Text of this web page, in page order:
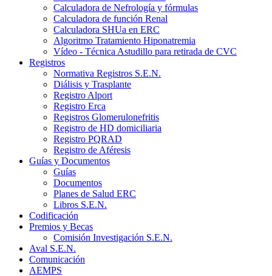
Calculadora de Nefrología y fórmulas
Calculadora de función Renal
Calculadora SHUa en ERC
Algoritmo Tratamiento Hiponatremia
Vídeo - Técnica Astudillo para retirada de CVC
Registros
Normativa Registros S.E.N.
Diálisis y Trasplante
Registro Alport
Registro Erca
Registros Glomerulonefritis
Registro de HD domiciliaria
Registro PQRAD
Registro de Aféresis
Guías y Documentos
Guías
Documentos
Planes de Salud ERC
Libros S.E.N.
Codificación
Premios y Becas
Comisión Investigación S.E.N.
Aval S.E.N.
Comunicación
AEMPS